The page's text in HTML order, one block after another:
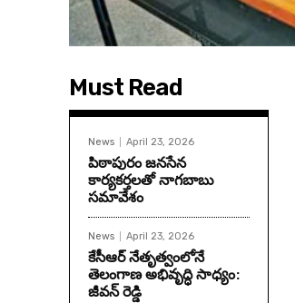
Must Read
News April 23, 2026
పిఠాపురం జనసేన
కార్యకర్తలతో నాగబాబు
సమావేశం
News April 23, 2026
కేసీఆర్ నేతృత్వంలోనే
తెలంగాణ అభివృద్ధి సాధ్యం:
జీవన్ రెడ్డి